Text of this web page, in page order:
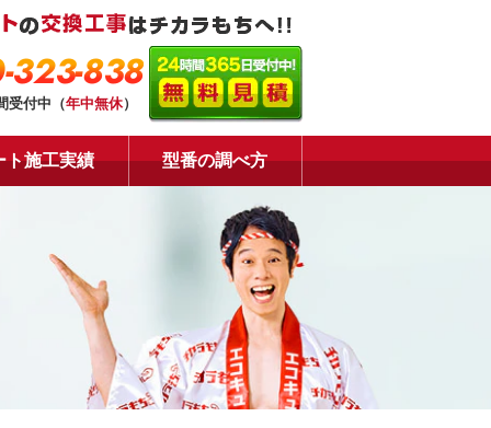
323-838
受付中（年中無休）
ト施工実績 型番の調べ方